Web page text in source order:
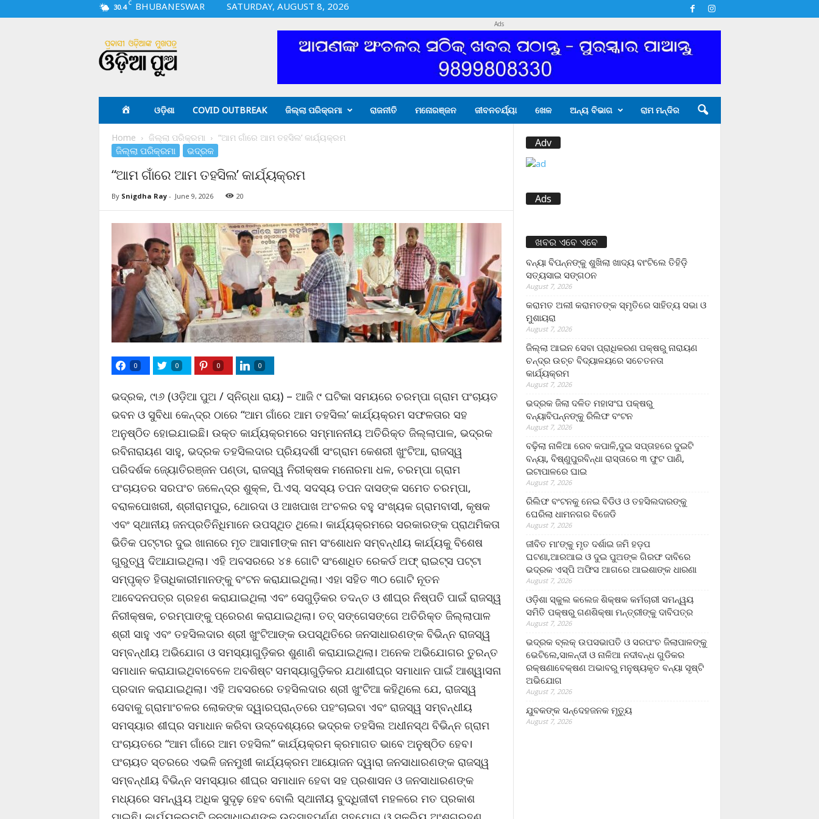
30.4 C BHUBANESWAR
SATURDAY, AUGUST 8, 2026
i
a
Ads
ଓଡ଼ିଶା COVID OUTBREAK ଜିଲ୍ଲା ପରିକ୍ରମା ରାଜନୀତି ମନୋରଞ୍ଜନ ଜୀବନଚର୍ଯ୍ୟା ଖେଳ ଅନ୍ୟ ବିଭାଗ ରାମ ମନ୍ଦିର
Home ଜିଲ୍ଲା ପରିକ୍ରମା “ଆମ ଗାଁରେ ଆମ ତହସିଲ’ କାର୍ଯ୍ୟକ୍ରମ
ଜିଲ୍ଲା ପରିକ୍ରମା ଭଦ୍ରକ
“ଆମ ଗାଁରେ ଆମ ତହସିଲ’ କାର୍ଯ୍ୟକ୍ରମ
By Snigdha Ray- June 9, 2026 20
0 0 0 0
ଭଦ୍ରକ, ୯ା୬ (ଓଡ଼ିଆ ପୁଅ / ସ୍ନିଗ୍ଧା ରାୟ) – ଆଜି ୯ ଘଟିକା ସମୟରେ ଚରମ୍ପା ଗ୍ରାମ ପଂଚାୟତ
ଭବନ ଓ ସୁବିଧା କେନ୍ଦ୍ର ଠାରେ “ଆମ ଗାଁରେ ଆମ ତହସିଲ’ କାର୍ଯ୍ୟକ୍ରମ ସଫଳତାର ସହ
ଅନୁଷ୍ଠିତ ହୋଇଯାଇଛି। ଉକ୍ତ କାର୍ଯ୍ୟକ୍ରମରେ ସମ୍ମାନନୀୟ ଅତିରିକ୍ତ ଜିଲ୍ଲାପାଳ, ଭଦ୍ରକ
ରବିନାରାୟଣ ସାହୁ, ଭଦ୍ରକ ତହସିଲଦାର ପ୍ରିୟଦର୍ଶୀ ସଂଗ୍ରାମ କେଶରୀ ଖୁଂଟିଆ, ରାଜସ୍ୱ
ପରିଦର୍ଶକ ଜ୍ୟୋତିରଞ୍ଜନ ପଣ୍ଡା, ରାଜସ୍ୱ ନିରୀକ୍ଷକ ମନୋରମା ଧଳ, ଚରମ୍ପା ଗ୍ରାମ
ପଂଚାୟତର ସରପଂଚ ଜଳେନ୍ଦ୍ର ଶୁକ୍ଳ, ପି.ଏସ୍‌. ସଦସ୍ୟ ତପନ ଦାସଙ୍କ ସମେତ ଚରମ୍ପା,
ବରାଳପୋଖରୀ, ଶ୍ରୀରାମପୁର, ଥୋରଦା ଓ ଆଖପାଖ ଅଂଚଳର ବହୁ ସଂଖ୍ୟକ ଗ୍ରାମବାସୀ, କୃଷକ
ଏବଂ ସ୍ଥାନୀୟ ଜନପ୍ରତିନିଧିମାନେ ଉପସ୍ଥିତ ଥିଲେ। କାର୍ଯ୍ୟକ୍ରମରେ ସରକାରଙ୍କ ପ୍ରାଥମିକତା
ଭିତିକ ପଟ୍ଟାର ଦୁଇ ଖାନାରେ ମୃତ ଆସାମୀଙ୍କ ନାମ ସଂଶୋଧନ ସମ୍ବନ୍ଧୀୟ କାର୍ଯ୍ୟକୁ ବିଶେଷ
ଗୁରୁତ୍ୱ ଦିଆଯାଇଥିଲା। ଏହି ଅବସରରେ ୪୫ ଗୋଟି ସଂଶୋଧିତ ରେକର୍ଡ ଅଫ୍ ରାଇଟ୍ସ ପଟ୍ଟା
ସମ୍ପୃକ୍ତ ହିତାଧିକାରୀମାନଙ୍କୁ ବଂଟନ କରାଯାଇଥିଲା। ଏହା ସହିତ ୩୦ ଗୋଟି ନୂତନ
ଆବେଦନପତ୍ର ଗ୍ରହଣ କରାଯାଇଥିଲା ଏବଂ ସେଗୁଡ଼ିକର ତଦନ୍ତ ଓ ଶୀଘ୍ର ନିଷ୍ପତି ପାଇଁ ରାଜସ୍ୱ
ନିରୀକ୍ଷକ, ଚରମ୍ପାଙ୍କୁ ପ୍ରେରଣ କରାଯାଇଥିଲା। ତତ୍ ସଙ୍ଗେସଙ୍ଗେ ଅତିରିକ୍ତ ଜିଲ୍ଲାପାଳ
ଶ୍ରୀ ସାହୁ ଏବଂ ତହସିଲଦାର ଶ୍ରୀ ଖୁଂଟିଆଙ୍କ ଉପସ୍ଥିତିରେ ଜନସାଧାରଣଙ୍କ ବିଭିନ୍ନ ରାଜସ୍ୱ
ସମ୍ବନ୍ଧୀୟ ଅଭିଯୋଗ ଓ ସମସ୍ୟାଗୁଡ଼ିକର ଶୁଣାଣି କରାଯାଇଥିଲା। ଅନେକ ଅଭିଯୋଗର ତୁରନ୍ତ
ସମାଧାନ କରାଯାଇଥିବାବେଳେ ଅବଶିଷ୍ଟ ସମସ୍ୟାଗୁଡ଼ିକର ଯଥାଶୀଘ୍ର ସମାଧାନ ପାଇଁ ଆଶ୍ୱାସନା
ପ୍ରଦାନ କରାଯାଇଥିଲା। ଏହି ଅବସରରେ ତହସିଲଦାର ଶ୍ରୀ ଖୁଂଟିଆ କହିଥିଲେ ଯେ, ରାଜସ୍ୱ
ସେବାକୁ ଗ୍ରାମାଂଚଳର ଲୋକଙ୍କ ଦ୍ୱାରପ୍ରାନ୍ତରେ ପହଂଚାଇବା ଏବଂ ରାଜସ୍ୱ ସମ୍ବନ୍ଧୀୟ
ସମସ୍ୟାର ଶୀଘ୍ର ସମାଧାନ କରିବା ଉଦ୍ଦେଶ୍ୟରେ ଭଦ୍ରକ ତହସିଲ ଅଧୀନସ୍ଥ ବିଭିନ୍ନ ଗ୍ରାମ
ପଂଚାୟତରେ “ଆମ ଗାଁରେ ଆମ ତହସିଲ” କାର୍ଯ୍ୟକ୍ରମ କ୍ରମାଗତ ଭାବେ ଅନୁଷ୍ଠିତ ହେବ।
ପଂଚାୟତ ସ୍ତରରେ ଏଭଳି ଜନମୁଖୀ କାର୍ଯ୍ୟକ୍ରମ ଆୟୋଜନ ଦ୍ୱାରା ଜନସାଧାରଣଙ୍କ ରାଜସ୍ୱ
ସମ୍ବନ୍ଧୀୟ ବିଭିନ୍ନ ସମସ୍ୟାର ଶୀଘ୍ର ସମାଧାନ ହେବା ସହ ପ୍ରଶାସନ ଓ ଜନସାଧାରଣଙ୍କ
ମଧ୍ୟରେ ସମନ୍ୱୟ ଅଧିକ ସୁଦୃଢ଼ ହେବ ବୋଲି ସ୍ଥାନୀୟ ବୁଦ୍ଧିଜୀବୀ ମହଳରେ ମତ ପ୍ରକାଶ
Adv
Ads
ଖବର ଏବେ ଏବେ
ବନ୍ୟା ବିପନ୍ନଙ୍କୁ ଶୁଖିଲା ଖାଦ୍ୟ ବାଂଟିଲେ ତିହିଡି଼
ସତ୍ୟସାଇ ସଙ୍ଗଠନ
August 7, 2026
କରାମତ ଅଲୀ କରାମତଙ୍କ ସ୍ମୃତିରେ ସାହିତ୍ୟ ସଭା ଓ
ମୁଶାୟରା
August 7, 2026
ଜିଲ୍ଲା ଆଇନ ସେବା ପ୍ରାଧିକରଣ ପକ୍ଷରୁ ନାରାୟଣ
ଚନ୍ଦ୍ର ଉଚ୍ଚ ବିଦ୍ୟାଳୟରେ ସଚେତନତା
କାର୍ଯ୍ୟକ୍ରମ
August 7, 2026
ଭଦ୍ରକ ଜିଲା ଦଳିତ ମହାସଂଘ ପକ୍ଷରୁ
ବନ୍ୟାବିପନ୍ନଙ୍କୁ ରିଲିଫ ବଂଟନ
August 7, 2026
ବଢ଼ିଲା ନାଳିଆ ରେବ କପାଳି,ଦୁଇ ସପ୍ତାହରେ ଦୁଇଟି
ବନ୍ୟା, ବିଷ୍ଣୁପୁରବିନ୍ଧା ରାସ୍ତାରେ ୩ ଫୁଟ ପାଣି,
ଇଟାପାଳରେ ଘାଇ
August 7, 2026
ରିଲିଫ ବଂଟନକୁ ନେଇ ବିଡିଓ ଓ ତହସିଲଦାରଙ୍କୁ
ଘେରିଲା ଧାମନଗର ବିଜେଡି
August 7, 2026
ଜୀବିତ ମା’ଙ୍କୁ ମୃତ ଦର୍ଶାଇ ଜମି ହଡ଼ପ
ଘଟଣା,ଆରଆଇ ଓ ଦୁଇ ପୁଅଙ୍କ ଗିରଫ ଦାବିରେ
ଭଦ୍ରକ ଏସ୍‌ପି ଅଫିସ ଆଗରେ ଆଇଶାଙ୍କ ଧାରଣା
August 7, 2026
ଓଡ଼ିଶା ସ୍କୁଲ କଲେଜ ଶିକ୍ଷକ କର୍ମଚାରୀ ସମନ୍ୱୟ
ସମିତି ପକ୍ଷରୁ ଗଣଶିକ୍ଷା ମନ୍ତ୍ରୀଙ୍କୁ ଦାବିପତ୍ର
August 7, 2026
ଭଦ୍ରକ ବ୍ଲକ୍ ଉପସଭାପତି ଓ ସରପଂଚ ଜିଲାପାଳଙ୍କୁ
ଭେଟିଲେ,ସାଳନ୍ଦୀ ଓ ନାଳିଆ ନଦୀବନ୍ଧ ଗୁଡିକର
ରକ୍ଷଣାବେକ୍ଷଣ ଅଭାବରୁ ମନୁଷ୍ୟକୃତ ବନ୍ୟା ସୃଷ୍ଟି
ଅଭିଯୋଗ
August 7, 2026
ଯୁବକଙ୍କ ସନ୍ଦେହଜନକ ମୃତ୍ୟୁ
August 7, 2026